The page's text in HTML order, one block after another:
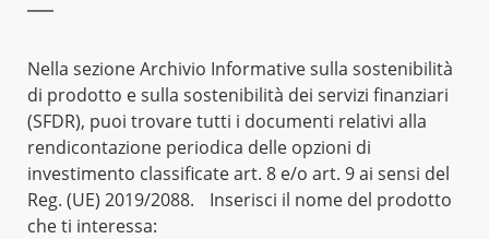
Nella sezione Archivio Informative sulla sostenibilità
di prodotto e sulla sostenibilità dei servizi finanziari
(SFDR), puoi trovare tutti i documenti relativi alla
rendicontazione periodica delle opzioni di
investimento classificate art. 8 e/o art. 9 ai sensi del
Reg. (UE) 2019/2088. Inserisci il nome del prodotto
che ti interessa: